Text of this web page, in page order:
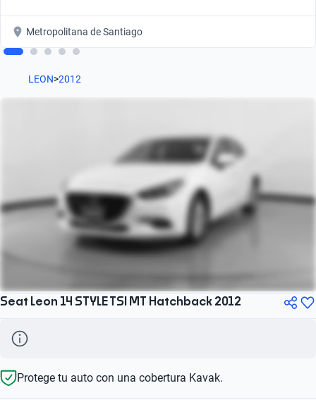
Metropolitana de Santiago
LEON>2012
Seat Leon 14 STYLE TSI MT Hatchback 2012
Protege tu auto con una cobertura Kavak.